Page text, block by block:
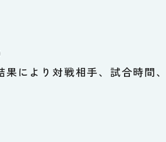
により対戦相手、試合時間